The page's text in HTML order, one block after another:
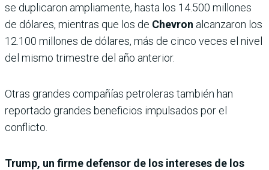
se duplicaron ampliamente, hasta los 14.500 millones
de dólares, mientras que los de Chevron alcanzaron los
12.100 millones de dólares, más de cinco veces el nivel
del mismo trimestre del año anterior.
Otras grandes compañías petroleras también han
reportado grandes beneficios impulsados ​​por el
conflicto.
Trump, un firme defensor de los intereses de los